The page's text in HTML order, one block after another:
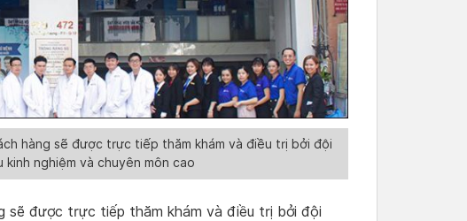
hàng sẽ được trực tiếp thăm khám và điều trị bởi đội
kinh nghiệm và chuyên môn cao
sẽ được trực tiếp thăm khám và điều trị bởi đội